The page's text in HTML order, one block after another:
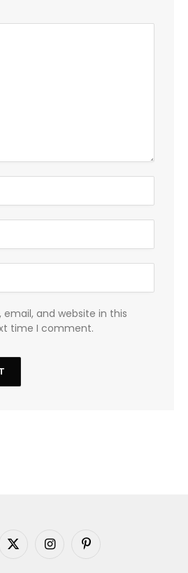
and website in this
time I comment.
X
InstagramPinterest